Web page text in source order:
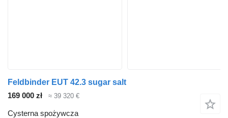
Feldbinder EUT 42.3 sugar salt
169 000 zł
≈ 39 320 €
Cysterna spożywcza